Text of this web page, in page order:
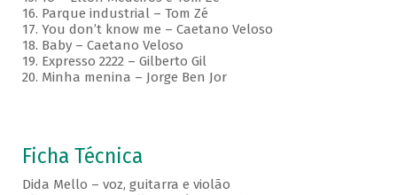
16. Parque industrial – Tom Zé
17. You don’t know me – Caetano Veloso
18. Baby – Caetano Veloso
19. Expresso 2222 – Gilberto Gil
20. Minha menina – Jorge Ben Jor
Ficha Técnica
Dida Mello – voz, guitarra e violão